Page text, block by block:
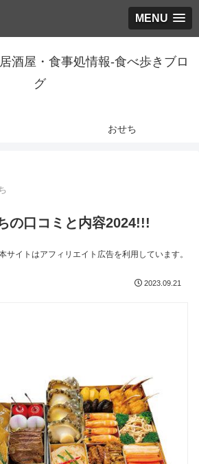
MENU
酒屋・食事処情報-食べ歩きブロ
グ
おせち
の口コミと内容2024!!!
サイトはアフィリエイト広告を利用しています。
2023.09.21